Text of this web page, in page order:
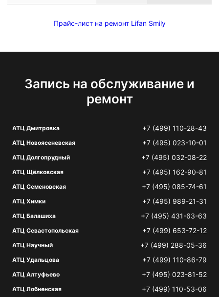
Прайс-лист на ремонт Lifan Smily
Запись на обслуживание и
ремонт
АТЦ Дмитровка +7 (499) 110-28-43
АТЦ Новоясеневская +7 (495) 023-10-01
АТЦ Долгопрудный +7 (495) 032-08-22
АТЦ Щёлковская +7 (495) 162-90-81
АТЦ Семеновская +7 (495) 085-74-61
АТЦ Химки +7 (495) 989-21-31
АТЦ Балашиха +7 (495) 431-63-63
АТЦ Севастопольская +7 (499) 653-72-12
АТЦ Научный +7 (499) 288-05-36
АТЦ Удальцова +7 (499) 110-86-79
АТЦ Алтуфьево +7 (495) 023-81-52
АТЦ Лобненская +7 (499) 110-53-06